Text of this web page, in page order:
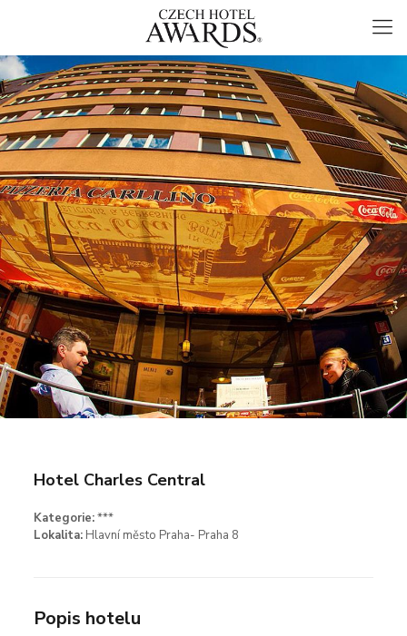
Hotel Charles Central
Kategorie:***
Lokalita:Hlavní město Praha- Praha 8
Popis hotelu